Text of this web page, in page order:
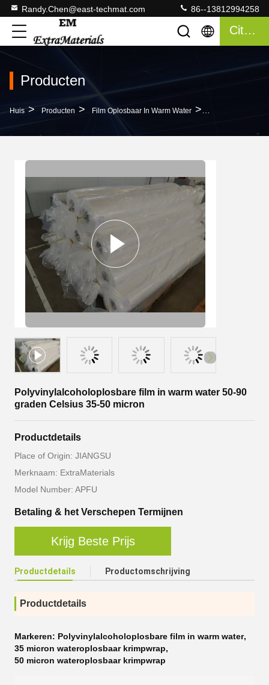
Randy.Chen@east-techmat.com 86--13812994258
Citaat
Producten
Huis > Producten > Film Oplosbaar In Warm Water >
Polyvinylalcoholoplosbare film in warm water 50-90
graden Celsius 35-50 micron
Productdetails
Place of Origin: JIANGSU
Merknaam: ExtraMaterials
Model Number: APFU
Betaling & het Verschepen Termijnen
Krijg Beste Prijs
Productdetails Productomschrijving
Productdetails
Markeren: Polyvinylalcoholoplosbare film in warm water,
35 micron wateroplosbaar krimpwrap,
50 micron wateroplosbaar krimpwrap